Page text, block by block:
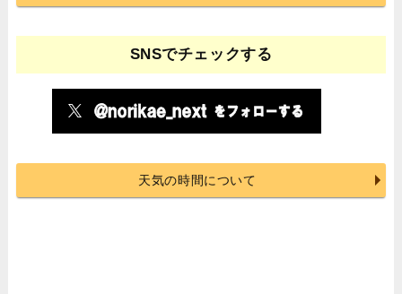
SNSでチェックする
天気の時間について